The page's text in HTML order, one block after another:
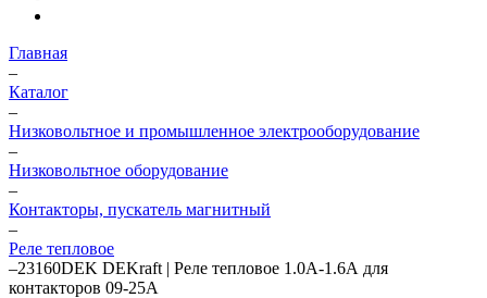
Главная
–
Каталог
–
Низковольтное и промышленное электрооборудование
–
Низковольтное оборудование
–
Контакторы, пускатель магнитный
–
Реле тепловое
–23160DEK DEKraft | Реле тепловое 1.0А-1.6А для
контакторов 09-25А